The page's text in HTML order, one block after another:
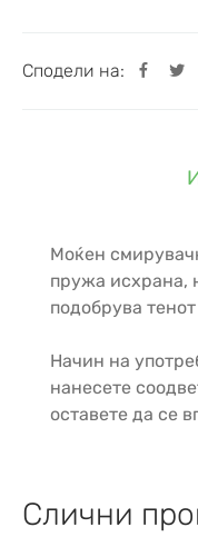
Сподели на:
Моќен
пружа исхрана,
подобрува тенот
Начин на
нанесете
оставете да се
Слични